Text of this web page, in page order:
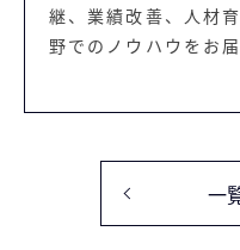
継、業績改善、人材
野でのノウハウをお届
一